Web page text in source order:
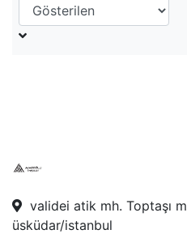
validei atik mh. Toptaşı
üsküdar/istanbul